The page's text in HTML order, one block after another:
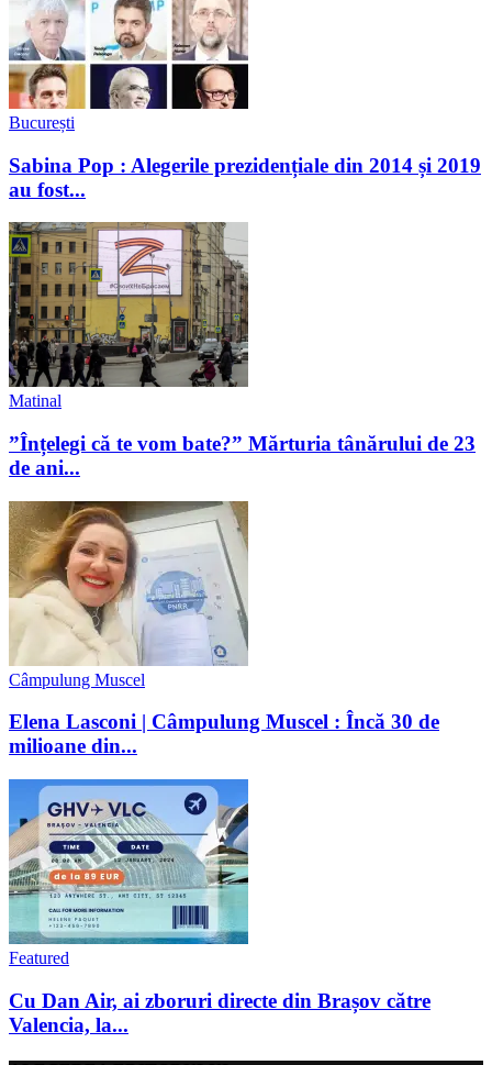
București
Sabina Pop : Alegerile prezidențiale din 2014 și 2019
au fost...
Matinal
”Înțelegi că te vom bate?” Mărturia tânărului de 23
de ani...
Câmpulung Muscel
Elena Lasconi | Câmpulung Muscel : Încă 30 de
milioane din...
Featured
Cu Dan Air, ai zboruri directe din Brașov către
Valencia, la...